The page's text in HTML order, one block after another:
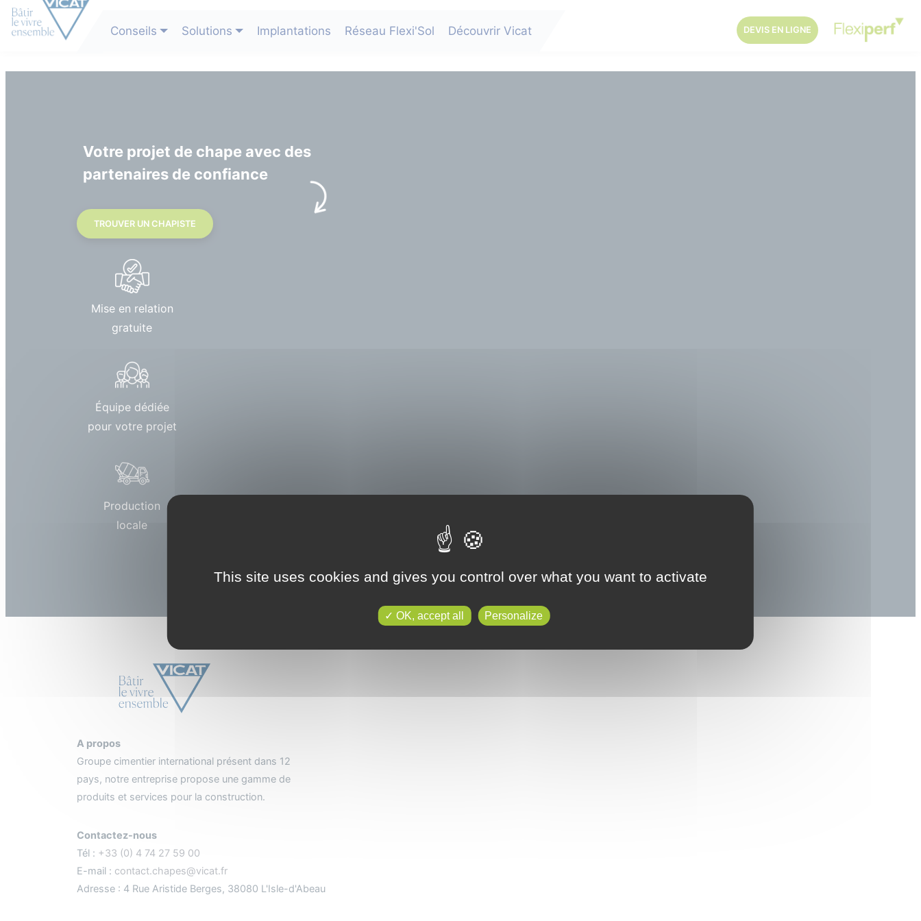
Conseils Solutions Implantations Réseau Flexi'Sol Découvrir Vicat DEVIS EN LIGNE
Votre projet de chape avec des
partenaires de confiance
TROUVER UN CHAPISTE
Mise en relation
gratuite
Équipe dédiée
pour votre projet
Production
locale
A propos
Groupe cimentier international présent dans 12
pays, notre entreprise propose une gamme de
produits et services pour la construction.
Contactez-nous
Tél : +33 (0) 4 74 27 59 00
E-mail : contact.chapes@vicat.fr
Adresse : 4 Rue Aristide Berges, 38080 L'Isle-d'Abeau
This site uses cookies and gives you control over what you want to activate
OK, accept all Personalize